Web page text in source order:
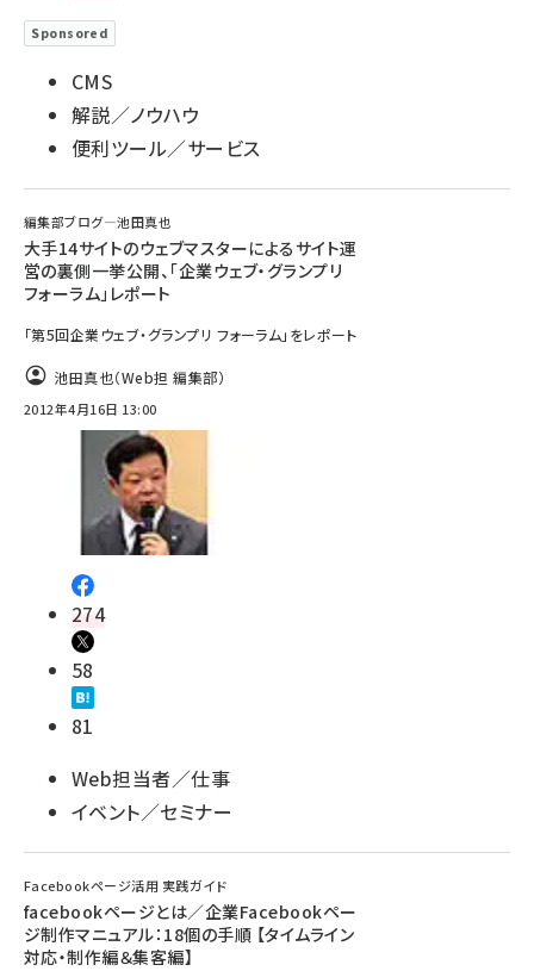
Sponsored
CMS
解説／ノウハウ
便利ツール／サービス
編集部ブログ―池田真也
大手14サイトのウェブマスターによるサイト運
営の裏側一挙公開、「企業ウェブ・グランプリ
フォーラム」レポート
「第5回企業ウェブ・グランプリ フォーラム」をレポート
池田真也（Web担 編集部）
2012年4月16日 13:00
274
58
81
Web担当者／仕事
イベント／セミナー
Facebookページ活用 実践ガイド
facebookページとは／企業Facebookペー
ジ制作マニュアル：18個の手順 【タイムライン
対応・制作編＆集客編】